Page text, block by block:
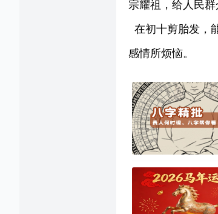
宗耀祖，给人民
在初十剪胎发，
感情所烦恼。